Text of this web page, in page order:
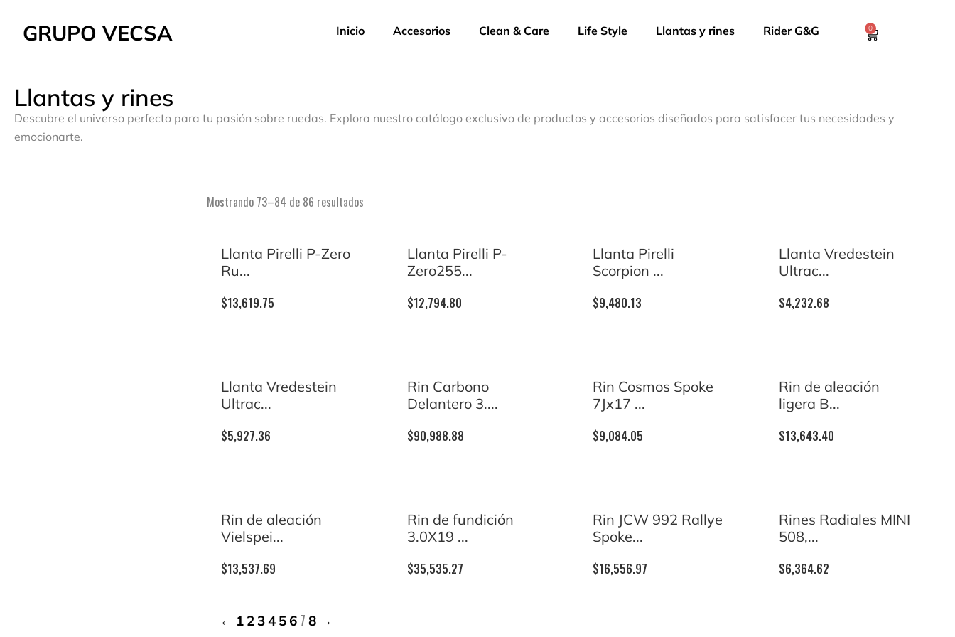
GRUPO VECSA Inicio Accesorios Clean & Care Life Style Llantas y rines Rider G&G 0
Llantas y rines
Descubre el universo perfecto para tu pasión sobre ruedas. Explora nuestro catálogo exclusivo de productos y accesorios diseñados para satisfacer tus necesidades y
emocionarte.
Mostrando 73–84 de 86 resultados
Llanta Pirelli P-Zero
Ru...
$13,619.75
Llanta Pirelli P-
Zero255...
$12,794.80
Llanta Pirelli
Scorpion ...
$9,480.13
Llanta Vredestein
Ultrac...
$4,232.68
Llanta Vredestein
Ultrac...
$5,927.36
Rin Carbono
Delantero 3....
$90,988.88
Rin Cosmos Spoke
7Jx17 ...
$9,084.05
Rin de aleación
ligera B...
$13,643.40
Rin de aleación
Vielspei...
$13,537.69
Rin de fundición
3.0X19 ...
$35,535.27
Rin JCW 992 Rallye
Spoke...
$16,556.97
Rines Radiales MINI
508,...
$6,364.62
← 1 234 5 6 7 8 →